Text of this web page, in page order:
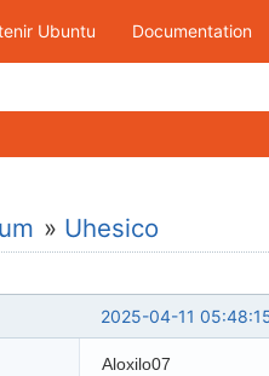
Ubuntu Documentation
» Uhesico
2025-04-11
Aloxilo07